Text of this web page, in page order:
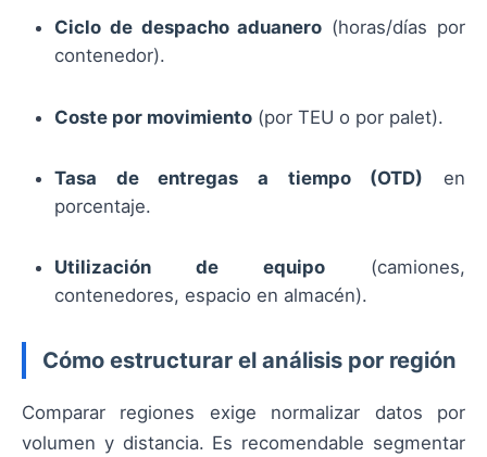
Ciclo de despacho aduanero (horas/días por
contenedor).
Coste por movimiento (por TEU o por palet).
Tasa de entregas a tiempo (OTD) en
porcentaje.
Utilización de equipo (camiones,
contenedores, espacio en almacén).
Cómo estructurar el análisis por región
Comparar regiones exige normalizar datos por
volumen y distancia. Es recomendable segmentar